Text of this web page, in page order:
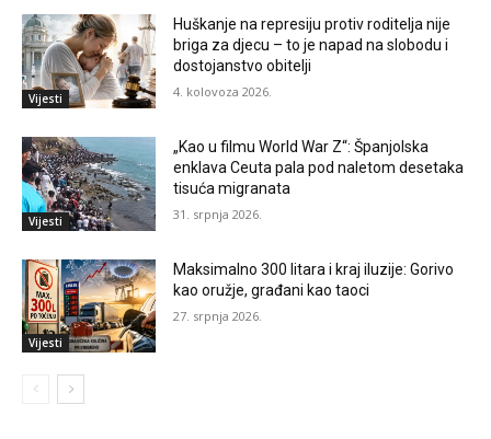
Vijesti
Huškanje na represiju protiv roditelja nije
briga za djecu – to je napad na slobodu i
dostojanstvo obitelji
4. kolovoza 2026.
Vijesti
„Kao u filmu World War Z“: Španjolska
enklava Ceuta pala pod naletom desetaka
tisuća migranata
31. srpnja 2026.
Vijesti
Maksimalno 300 litara i kraj iluzije: Gorivo
kao oružje, građani kao taoci
27. srpnja 2026.